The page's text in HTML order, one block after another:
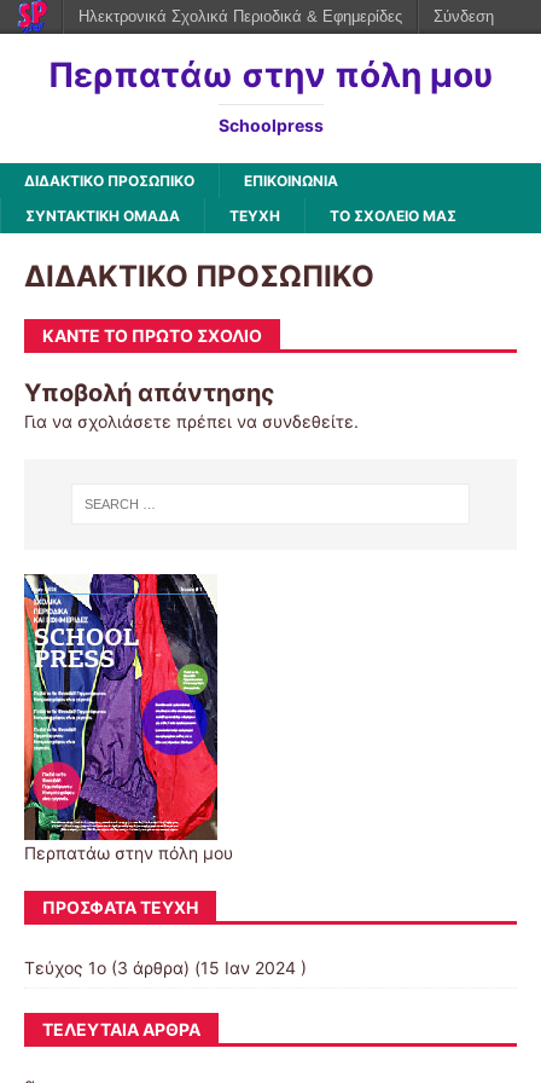
Περπατάω στην πόλη μου
Schoolpress
ΔΙΔΑΚΤΙΚΟ ΠΡΟΣΩΠΙΚΟ
ΕΠΙΚΟΙΝΩΝΙΑ
ΣΥΝΤΑΚΤΙΚΗ ΟΜΑΔΑ
ΤΕΥΧΗ ΤΟ ΣΧΟΛΕΙΟ ΜΑΣ
ΔΙΔΑΚΤΙΚΟ ΠΡΟΣΩΠΙΚΟ
ΚΆΝΤΕ ΤΟ ΠΡΏΤΟ ΣΧΌΛΙΟ
Υποβολή απάντησης
Για να σχολιάσετε πρέπει να συνδεθείτε.
Περπατάω στην πόλη μου
ΠΡΌΣΦΑΤΑ ΤΕΎΧΗ
Τεύχος 1ο (3 άρθρα) (15 Ιαν 2024 )
ΤΕΛΕΥΤΑΊΑ ΆΡΘΡΑ
Ηλεκτρονικά Σχολικά Περιοδικά & Εφημερίδες Σύνδεση